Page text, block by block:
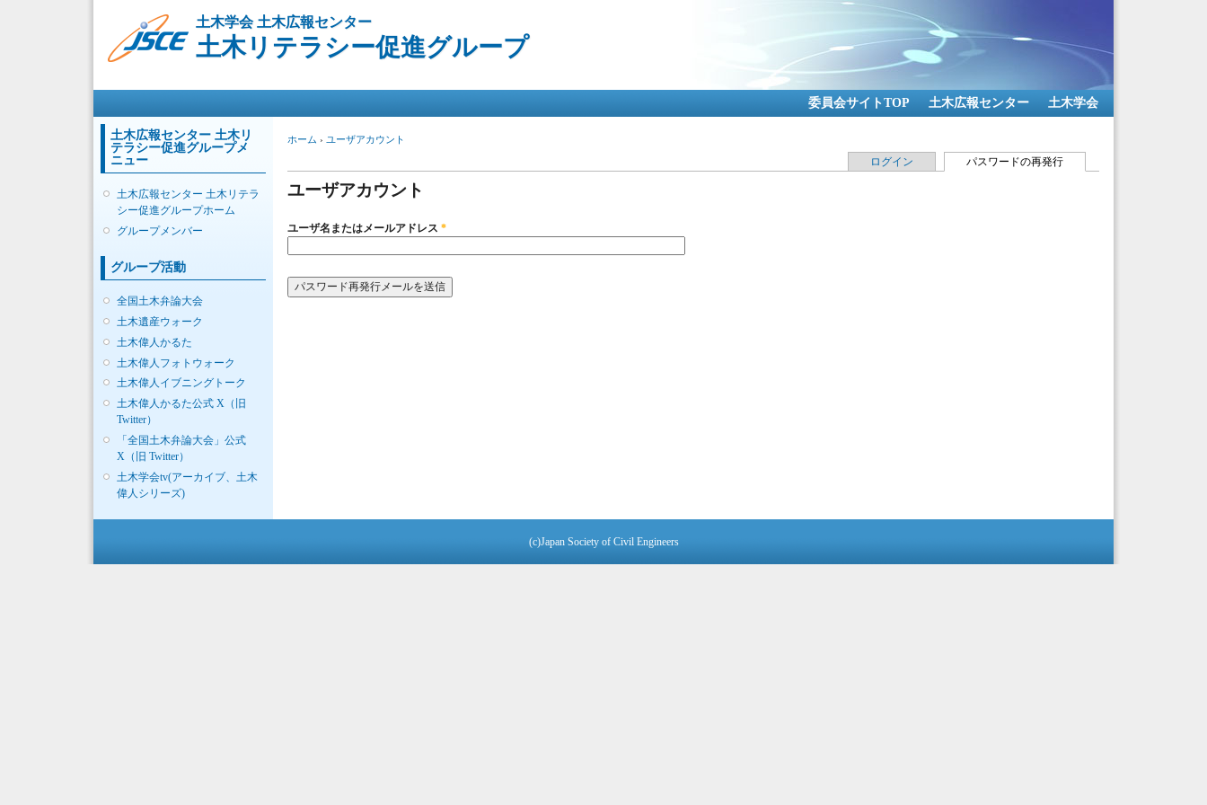
土木学会 土木広報センター
土木リテラシー促進グループ
委員会サイトTOP 土木広報センター 土木学会
土木広報センター 土木リ
テラシー促進グループメ
ニュー
土木広報センター 土木リテラ
シー促進グループホーム
グループメンバー
グループ活動
全国土木弁論大会
土木遺産ウォーク
土木偉人かるた
土木偉人フォトウォーク
土木偉人イブニングトーク
土木偉人かるた公式 X（旧
Twitter）
「全国土木弁論大会」公式
X（旧 Twitter）
土木学会tv(アーカイブ、土木
偉人シリーズ)
現在地
ホーム › ユーザアカウント
ログイン パスワードの再発行(アクティブなタブ)
ユーザアカウント
ユーザ名またはメールアドレス *
(c)Japan Society of Civil Engineers